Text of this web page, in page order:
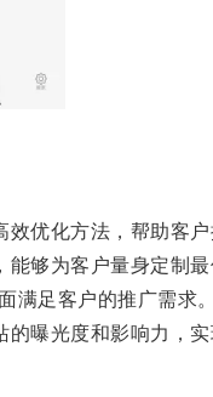
优化方法，帮助客户
够为客户量身定制最
满足客户的推广需求
曝光度和影响力，实